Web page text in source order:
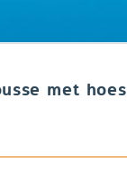
met hoes